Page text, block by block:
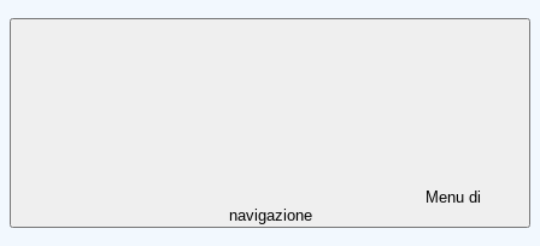
Menu di
navigazione